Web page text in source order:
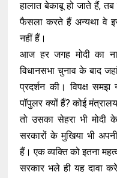
हालात बेकाबू हो जाते हैं,
फैसला करते हैं अन्यथा वे इस
नहीं हैं।
आज हर जगह मोदी का
विधानसभा चुनाव के बाद
प्रदर्शन की। विपक्ष
पॉपुलर क्यों हैं? कोई
तो उसका सेहरा भी मोदी
सरकारों के मुखिया भी
हैं। एक व्यक्ति को इतना
सरकार भले ही यह दावा